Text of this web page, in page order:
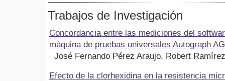
Trabajos de Investigación
Concordancia entre las mediciones del
máquina de pruebas universales Autograph
José Fernando Pérez Araujo, Robert Ramírez
Efecto de la clorhexidina en la resistencia